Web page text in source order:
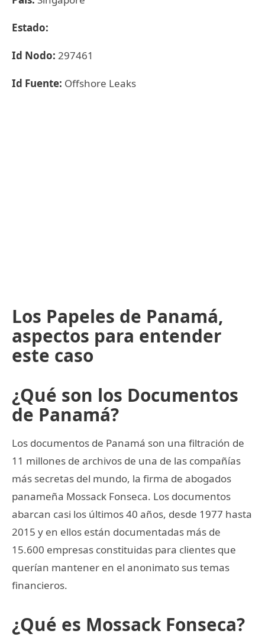
Estado:
Id Nodo: 297461
Id Fuente: Offshore Leaks
Los Papeles de Panamá,
aspectos para entender
este caso
¿Qué son los Documentos
de Panamá?
Los documentos de Panamá son una filtración de
11 millones de archivos de una de las compañías
más secretas del mundo, la firma de abogados
panameña Mossack Fonseca. Los documentos
abarcan casi los últimos 40 años, desde 1977 hasta
2015 y en ellos están documentadas más de
15.600 empresas constituidas para clientes que
querían mantener en el anonimato sus temas
financieros.
¿Qué es Mossack Fonseca?